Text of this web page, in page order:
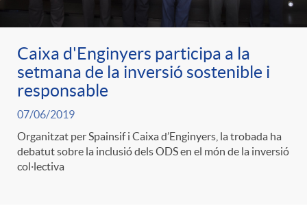
Caixa d'Enginyers participa a la
setmana de la inversió sostenible i
responsable
07/06/2019
Organitzat per Spainsif i Caixa d’Enginyers, la trobada ha
debatut sobre la inclusió dels ODS en el món de la inversió
col·lectiva